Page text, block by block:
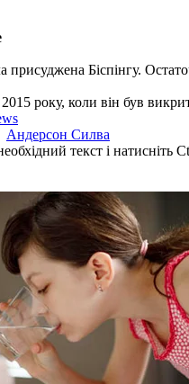
присуджена Біспінгу.
року, коли він був
Андерсон Силва
текст і